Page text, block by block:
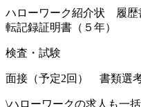
ハローワーク紹介状 履
転記録証明書（５年）
検査・試験
面接（予定2回） 書類選
\ハローワークの求人も一